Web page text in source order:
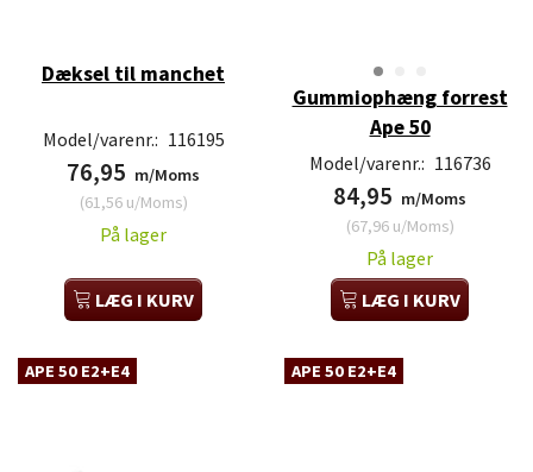
Dæksel til manchet
Model/varenr.: 116195
76,95 m/Moms
(61,56u/Moms)
På lager
LÆG I KURV
Gummiophæng forrest
Ape 50
Model/varenr.: 116736
84,95 m/Moms
(67,96u/Moms)
På lager
LÆG I KURV
APE 50 E2+E4 APE 50 E2+E4